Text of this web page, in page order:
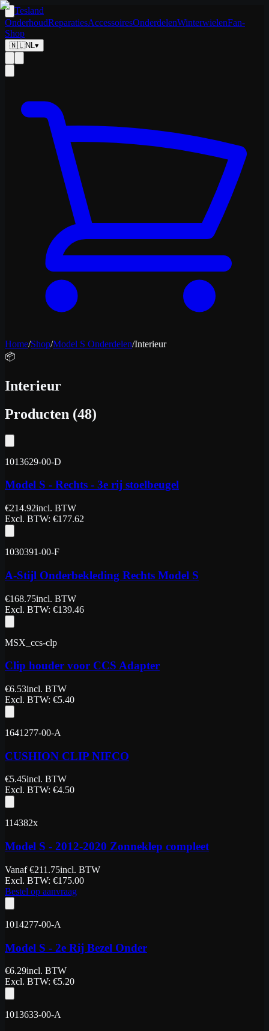
Tesland
OnderhoudReparatiesAccessoiresOnderdelenWinterwielenFan-
Shop
🇳🇱NL▾
Home/Shop/Model S Onderdelen/Interieur
📦
Interieur
Producten (48)
1013629-00-D
Model S - Rechts - 3e rij stoelbeugel
€214.92incl. BTW
Excl. BTW: €177.62
1030391-00-F
A-Stijl Onderbekleding Rechts Model S
€168.75incl. BTW
Excl. BTW: €139.46
MSX_ccs-clp
Clip houder voor CCS Adapter
€6.53incl. BTW
Excl. BTW: €5.40
1641277-00-A
CUSHION CLIP NIFCO
€5.45incl. BTW
Excl. BTW: €4.50
114382x
Model S - 2012-2020 Zonneklep compleet
Vanaf€211.75incl. BTW
Excl. BTW: €175.00
Bestel op aanvraag
1014277-00-A
Model S - 2e Rij Bezel Onder
€6.29incl. BTW
Excl. BTW: €5.20
1013633-00-A